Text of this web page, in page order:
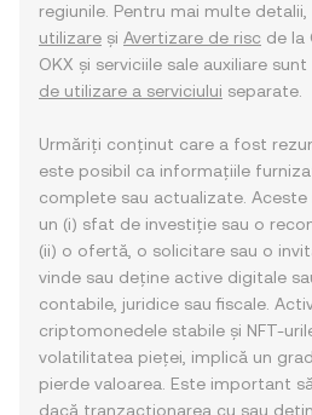
regiunile. Pentru mai multe
utilizare și Avertizare de risc de la
OKX și serviciile sale auxiliare
de utilizare a serviciului separate.
Urmăriți conținut care a fost
este posibil ca informațiile
complete sau actualizate.
un (i) sfat de investiție sau o
(ii) o ofertă, o solicitare sau o
vinde sau deține active digitale
contabile, juridice sau fiscale.
criptomonedele stabile și NFT-
volatilitatea pieței, implică un
pierde valoarea. Este important
dacă tranzacționarea cu sau